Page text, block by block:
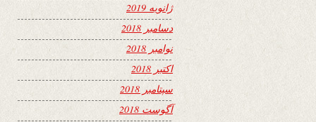
ژانویه 2019
دسامبر 2018
نوامبر 2018
اکتبر 2018
سپتامبر 2018
آگوست 2018